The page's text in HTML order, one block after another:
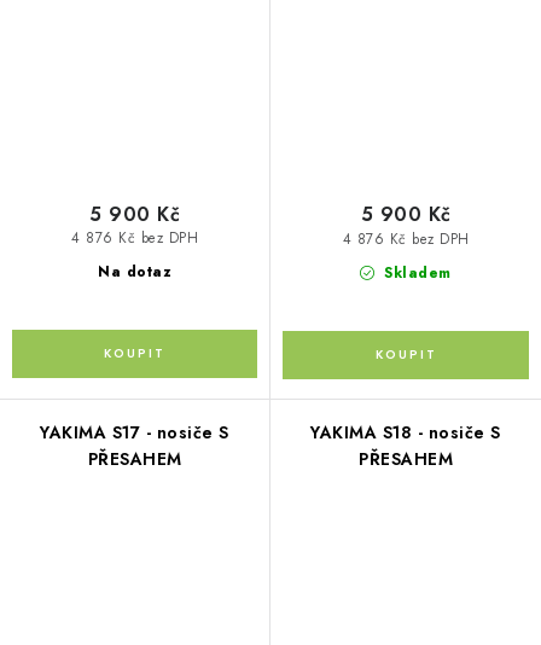
Na dotaz
4 876 Kč bez DPH
5 900 Kč
Skladem
4 876 Kč bez DPH
5 900 Kč
YAKIMA S17 - nosiče S
PŘESAHEM
YAKIMA S18 - nosiče S
PŘESAHEM